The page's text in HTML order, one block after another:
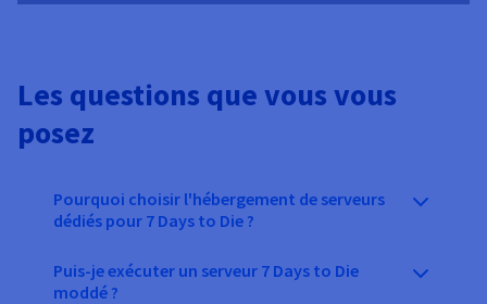
Les questions que vous vous
posez
Pourquoi choisir l'hébergement de serveurs
dédiés pour 7 Days to Die ?
Puis-je exécuter un serveur 7 Days to Die
moddé ?